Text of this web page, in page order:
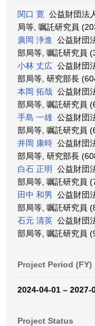
関口 寛 公益財団法
局等, 嘱託研究員
廣岡 浄進 公益財団
部局等, 嘱託研究員
小林 丈広 公益財団
部局等, 研究部長
本岡 拓哉 公益財団
部局等, 嘱託研究員
手島 一雄 公益財団
部局等, 嘱託研究員
井岡 康時 公益財団
部局等, 研究部長
白石 正明
公益財団
部局等, 嘱託研究員
田中 和男
公益財団
部局等, 嘱託研究員
石元 清英 公益財団
部局等, 嘱託研究員
Project Period (FY)
2024-04-01 – 2027-
Project Status